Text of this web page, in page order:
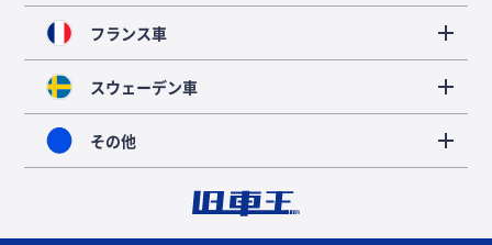
フランス車
スウェーデン車
その他